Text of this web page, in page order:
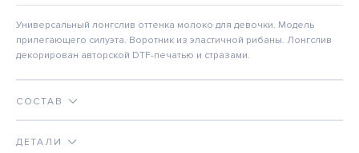
Универсальный лонгслив оттенка молоко для девочки. Модель
прилегающего силуэта. Воротник из эластичной рибаны. Лонгслив
декорирован авторской DTF-печатью и стразами.
СОСТАВ
ДЕТАЛИ